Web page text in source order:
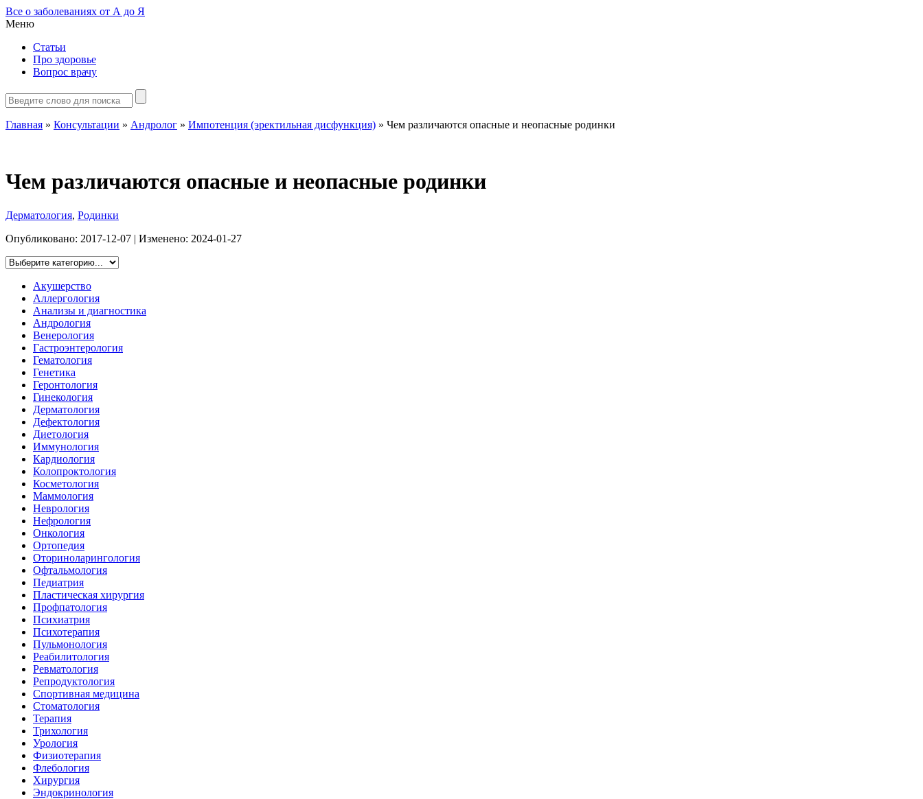
Все о заболеваниях от А до Я
Меню
Статьи
Про здоровье
Вопрос врачу
Главная » Консультации » Андролог » Импотенция (эректильная дисфункция) » Чем различаются опасные и неопасные родинки
Чем различаются опасные и неопасные родинки
Дерматология, Родинки
Опубликовано: 2017-12-07 | Изменено: 2024-01-27
Акушерство
Аллергология
Анализы и диагностика
Андрология
Венерология
Гастроэнтерология
Гематология
Генетика
Геронтология
Гинекология
Дерматология
Дефектология
Диетология
Иммунология
Кардиология
Колопроктология
Косметология
Маммология
Неврология
Нефрология
Онкология
Ортопедия
Оториноларингология
Офтальмология
Педиатрия
Пластическая хирургия
Профпатология
Психиатрия
Психотерапия
Пульмонология
Реабилитология
Ревматология
Репродуктология
Спортивная медицина
Стоматология
Терапия
Трихология
Урология
Физиотерапия
Флебология
Хирургия
Эндокринология